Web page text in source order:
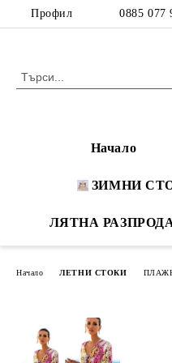
Профил 0885 077
Начало
ЗИМНИ
ЛЯТНА
Начало ЛЕТНИ СТОКИ